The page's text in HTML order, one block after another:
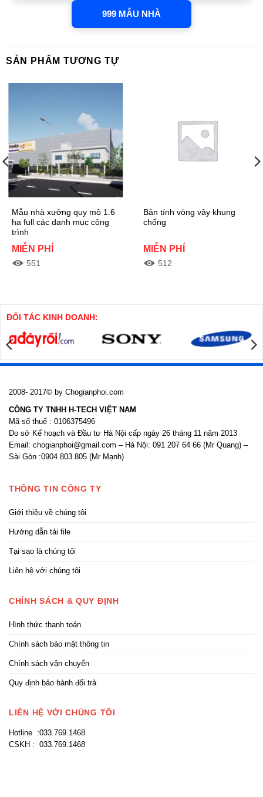
999 MẪU NHÀ
SẢN PHẨM TƯƠNG TỰ
Mẫu nhà xưởng quy mô 1.6
ha full các danh mục công
trình
MIỄN PHÍ
551
cấu, Điện, Nước, Phối cảnh
Xem thêm
Bản tính vòng vây khung
chống
MIỄN PHÍ
512
Các bạn có nhu cầu tìm kiếm hoặc
tham khảo thì liên hệ
ĐỐI TÁC KINH DOANH:
2008- 2017© by Chogianphoi.com
CÔNG TY TNHH H-TECH VIỆT NAM
Mã số thuế : 0106375496
Do sở Kế hoạch và Đầu tư Hà Nội cấp ngày 26 tháng 11 năm 2013
Email: chogianphoi@gmail.com – Hà Nội: 091 207 64 66 (Mr Quang) –
Sài Gòn :0904 803 805 (Mr Mạnh)
THÔNG TIN CÔNG TY
Giới thiệu về chúng tôi
Hướng dẫn tải file
Tại sao là chúng tôi
Liên hệ với chúng tôi
CHÍNH SÁCH & QUY ĐỊNH
Hình thức thanh toán
Chính sách bảo mật thông tin
Chính sách vận chuyển
Quy định bảo hành đổi trả
LIÊN HỆ VỚI CHÚNG TÔI
Hotline :033.769.1468
CSKH : 033.769.1468